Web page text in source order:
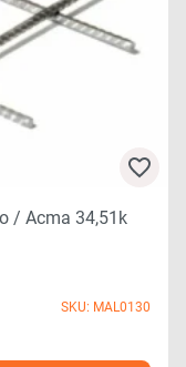
188c 15x15x6,0/4,2mm Eco / Acma 34,51k
SKU: MAL0130